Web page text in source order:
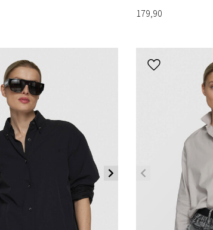
179,90